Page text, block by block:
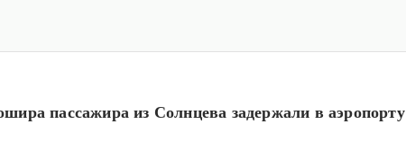
пассажира из Солнцева задержали в аэропорту